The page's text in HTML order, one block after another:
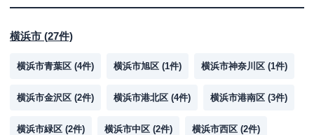
横浜市 (27件)
横浜市青葉区 (4件) 横浜市旭区 (1件) 横浜市神奈川区 (1件)
横浜市金沢区 (2件) 横浜市港北区 (4件) 横浜市港南区 (3件)
横浜市緑区 (2件) 横浜市中区 (2件) 横浜市西区 (2件)